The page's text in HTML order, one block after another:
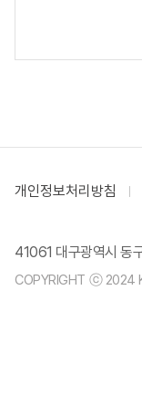
개인정보처리방침
41061 대구광역시 동
COPYRIGHT ⓒ 2024